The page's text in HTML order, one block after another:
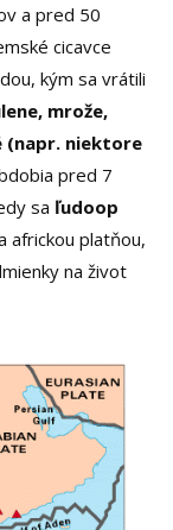
a pred 50
cicavce
kým sa vrátili
mrože,
(napr. niektore
pred 7
sa ľudoop
africkou platňou,
na život